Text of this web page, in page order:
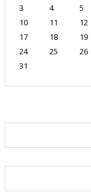
3
4 5
10
11 12
17
18 19
24
25 26
31